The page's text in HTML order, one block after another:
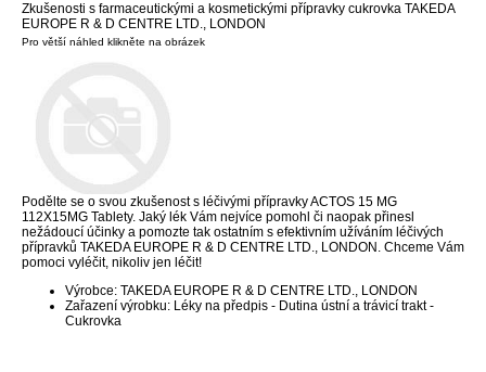
Zkušenosti s farmaceutickými a kosmetickými přípravky cukrovka TAKEDA
EUROPE R & D CENTRE LTD., LONDON
Pro větší náhled klikněte na obrázek
Podělte se o svou zkušenost s léčivými přípravky ACTOS 15 MG
112X15MG Tablety. Jaký lék Vám nejvíce pomohl či naopak přinesl
nežádoucí účinky a pomozte tak ostatním s efektivním užíváním léčivých
přípravků TAKEDA EUROPE R & D CENTRE LTD., LONDON. Chceme Vám
pomoci vyléčit, nikoliv jen léčit!
Výrobce: TAKEDA EUROPE R & D CENTRE LTD., LONDON
Zařazení výrobku: Léky na předpis - Dutina ústní a trávicí trakt -
Cukrovka